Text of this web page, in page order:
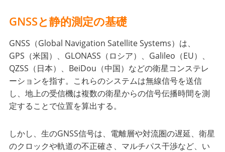
GNSSと静的測定の基礎
GNSS（Global Navigation Satellite Systems）は、
GPS（米国）、GLONASS（ロシア）、Galileo（EU）、
QZSS（日本）、BeiDou（中国）などの衛星コンステレ
ーションを指す。これらのシステムは無線信号を送信
し、地上の受信機は複数の衛星からの信号伝播時間を測
定することで位置を算出する。
しかし、生のGNSS信号は、電離層や対流圏の遅延、衛星
のクロックや軌道の不正確さ、マルチパス干渉など、い